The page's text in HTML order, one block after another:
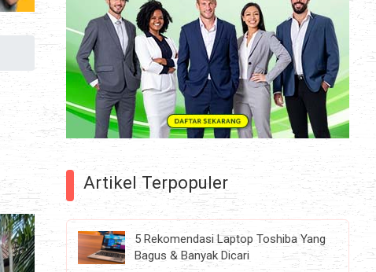
Artikel Terpopuler
5 Rekomendasi Laptop Toshiba Yang
Bagus & Banyak Dicari